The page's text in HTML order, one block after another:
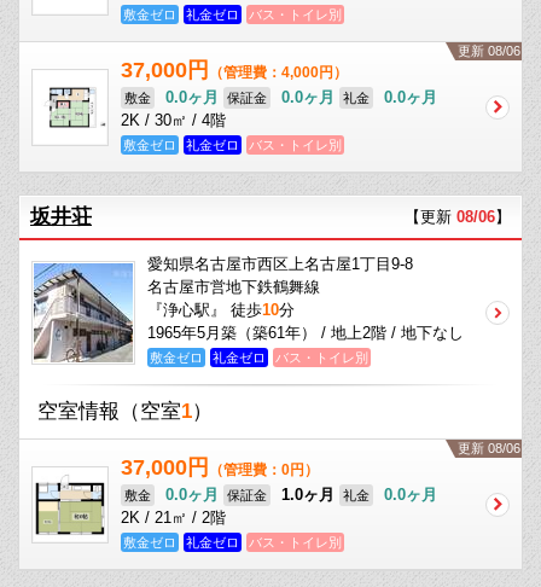
敷金ゼロ 礼金ゼロ バス・トイレ別
更新 08/06
37,000円 （管理費：4,000円）
敷金 0.0ヶ月 保証金 0.0ヶ月 礼金
0.0ヶ月
2K / 30㎡ / 4階
敷金ゼロ 礼金ゼロ バス・トイレ別
坂井荘 【更新 08/06】
愛知県名古屋市西区上名古屋1丁目9-8
名古屋市営地下鉄鶴舞線
『浄心駅』 徒歩10分
1965年5月築（築61年） / 地上2階 / 地下なし
敷金ゼロ 礼金ゼロ バス・トイレ別
空室情報 （空室1）
更新 08/06
37,000円 （管理費：0円）
敷金 0.0ヶ月 保証金 1.0ヶ月 礼金
0.0ヶ月
2K / 21㎡ / 2階
敷金ゼロ 礼金ゼロ バス・トイレ別